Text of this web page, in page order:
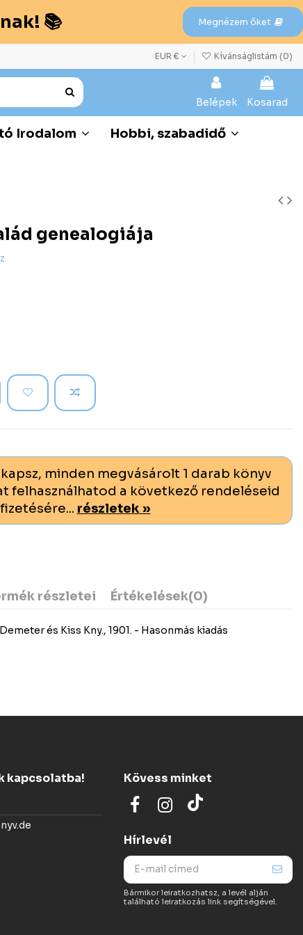
📚 Megnézem őket
EUR € Kívánságlistám (0)
Belépek Kosarad
Irodalom Hobbi, szabadidő
genealogiája
minden megvásárolt 1 darab könyv
felhasználhatod a következő rendeléseid
részletek »
részletei Értékelések(0)
és Kiss Kny., 1901. - Hasonmás kiadás
kapcsolatba! Kövess minket
Hírlevél
Bármikor leiratkozhatsz, a levél alján
található leiratkozás link segítségével.